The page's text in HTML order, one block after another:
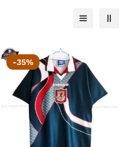
-35%